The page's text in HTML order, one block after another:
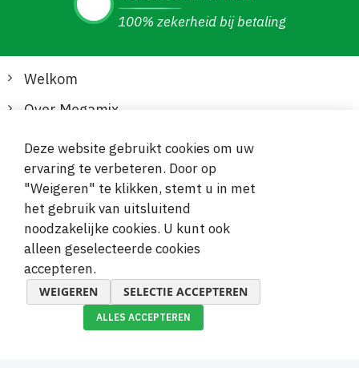
100% zekerheid bij betaling
Welkom
Over Megamix
Informatie
Klantenservice
Veilige en gemakkelijke betalingen
Deze website gebruikt cookies om uw
ervaring te verbeteren. Door op
"Weigeren" te klikken, stemt u in met
het gebruik van uitsluitend
noodzakelijke cookies. U kunt ook
alleen geselecteerde cookies
accepteren.
WEIGEREN SELECTIE ACCEPTEREN
ALLES ACCEPTEREN